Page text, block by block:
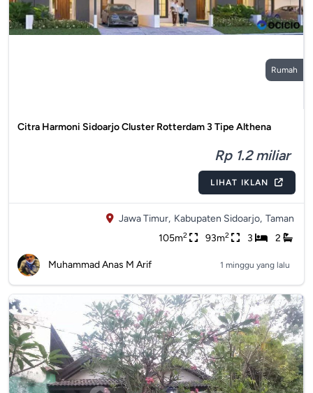
Rumah
Citra Harmoni Sidoarjo Cluster Rotterdam 3 Tipe Althena
Rp 1.2 miliar
LIHAT IKLAN
Jawa Timur, Kabupaten Sidoarjo, Taman
105m2 93m2 3 2
Muhammad Anas M Arif 1 minggu yang lalu